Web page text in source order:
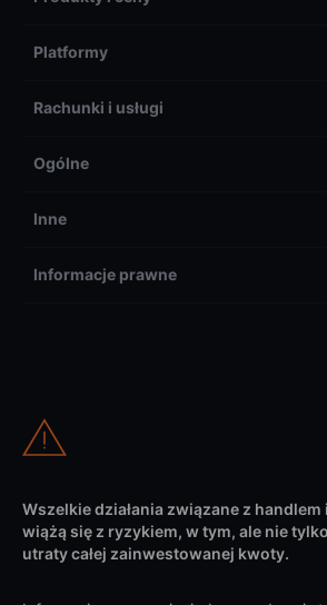
Platformy
Rachunki i usługi
Ogólne
Inne
Informacje prawne
Wszelkie działania związane z
wiążą się z ryzykiem, w tym, ale nie
utraty całej zainwestowanej kwoty.